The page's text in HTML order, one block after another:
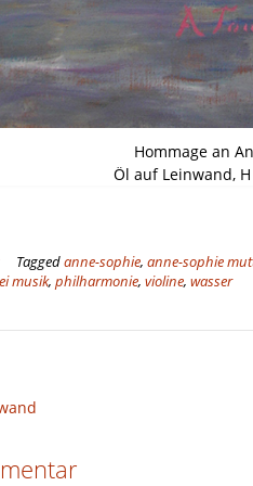
Hommage an
Öl auf Leinwand, H
Taggedanne-sophie, anne-sophie
musik, philharmonie, violine, wasser